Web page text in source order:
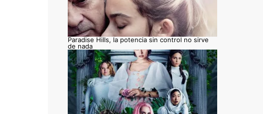
Paradise Hills, la potencia sin control no sirve
de nada